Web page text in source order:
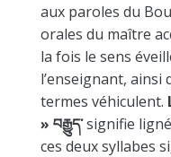
aux paroles du
orales du maître
la fois le sens
l’enseignant, ainsi
termes véhiculent.
» བརྒྱུད་signifie
ces deux syllabes